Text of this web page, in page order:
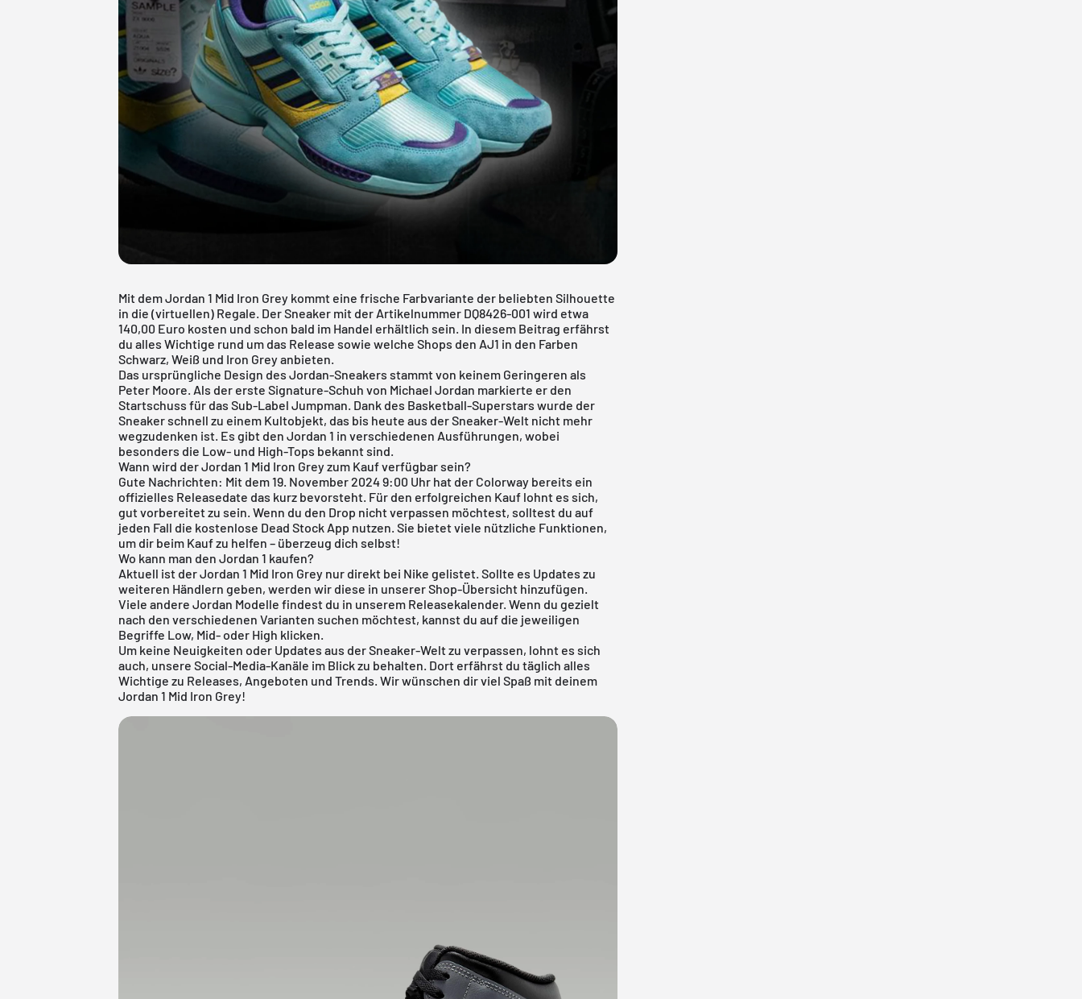
Mit dem Jordan 1 Mid Iron Grey kommt eine frische Farbvariante der beliebten Silhouette
in die (virtuellen) Regale. Der Sneaker mit der Artikelnummer DQ8426-001 wird etwa
140,00 Euro kosten und schon bald im Handel erhältlich sein. In diesem Beitrag erfährst
du alles Wichtige rund um das Release sowie welche Shops den AJ1 in den Farben
Schwarz, Weiß und Iron Grey anbieten.
Das ursprüngliche Design desJordan-Sneakers stammt von keinem Geringeren als
Peter Moore. Als der erste Signature-Schuh von Michael Jordan markierte er den
Startschuss für das Sub-Label Jumpman. Dank des Basketball-Superstars wurde der
Sneaker schnell zu einem Kultobjekt, das bis heute aus der Sneaker-Welt nicht mehr
wegzudenken ist. Es gibt den Jordan 1 in verschiedenen Ausführungen, wobei
besonders die Low- und High-Tops bekannt sind.
Wann wird der Jordan 1 Mid Iron Grey zum Kauf verfügbar sein?
Gute Nachrichten: Mit dem 19. November 2024 9:00 Uhr hat der Colorway bereits ein
offizielles Releasedate das kurz bevorsteht. Für den erfolgreichen Kauf lohnt es sich,
gut vorbereitet zu sein. Wenn du den Drop nicht verpassen möchtest, solltest du auf
jeden Fall die kostenlose Dead Stock App nutzen. Sie bietet viele nützliche Funktionen,
um dir beim Kauf zu helfen – überzeug dich selbst!
Wo kann man den Jordan 1 kaufen?
Aktuell ist der Jordan 1 Mid Iron Grey nur direkt bei Nike gelistet. Sollte es Updates zu
weiteren Händlern geben, werden wir diese in unserer Shop-Übersicht hinzufügen.
Viele andereJordan Modelle findest du in unserem Releasekalender. Wenn du gezielt
nach den verschiedenen Varianten suchen möchtest, kannst du auf die jeweiligen
Begriffe Low, Mid- oder High klicken.
Um keine Neuigkeiten oder Updates aus der Sneaker-Welt zu verpassen, lohnt es sich
auch, unsere Social-Media-Kanäle im Blick zu behalten. Dort erfährst du täglich alles
Wichtige zu Releases, Angeboten und Trends. Wir wünschen dir viel Spaß mit deinem
Jordan 1 Mid Iron Grey!